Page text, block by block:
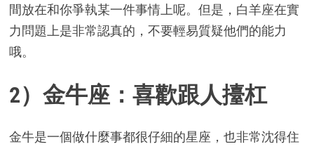
間放在和你爭執某一件事情上呢。但是，白羊座在實
力問題上是非常認真的，不要輕易質疑他們的能力
哦。
2）金牛座：喜歡跟人擡杠
金牛是一個做什麼事都很仔細的星座，也非常沈得住